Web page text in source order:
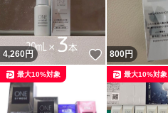
4,260円 いいね！
800円
最大10%対象 最大10%対象